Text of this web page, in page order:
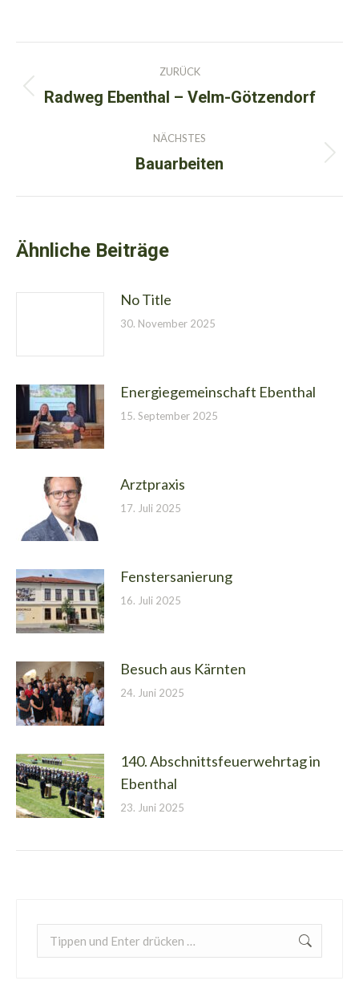
Kommentarnavigation
ZURÜCK
Vorheriger
Radweg Ebenthal – Velm-Götzendorf
NÄCHSTES
Nächster
Bauarbeiten
Ähnliche Beiträge
No Title
30. November 2025
Energiegemeinschaft Ebenthal
15. September 2025
Arztpraxis
17. Juli 2025
Fenstersanierung
16. Juli 2025
Besuch aus Kärnten
24. Juni 2025
140. Abschnittsfeuerwehrtag in
Ebenthal
23. Juni 2025
Search: